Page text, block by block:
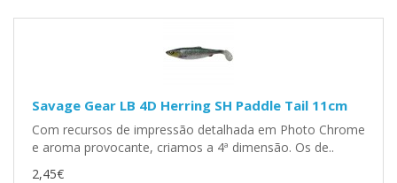
Savage Gear LB 4D Herring SH Paddle Tail 11cm
Com recursos de impressão detalhada em Photo Chrome
e aroma provocante, criamos a 4ª dimensão. Os de..
2,45€